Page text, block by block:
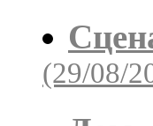
(29/08/